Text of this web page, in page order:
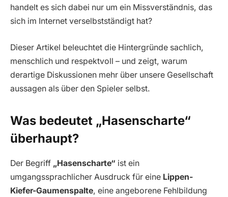
handelt es sich dabei nur um ein Missverständnis, das
sich im Internet verselbstständigt hat?
Dieser Artikel beleuchtet die Hintergründe sachlich,
menschlich und respektvoll – und zeigt, warum
derartige Diskussionen mehr über unsere Gesellschaft
aussagen als über den Spieler selbst.
Was bedeutet „Hasenscharte“
überhaupt?
Der Begriff „Hasenscharte“ ist ein
umgangssprachlicher Ausdruck für eine Lippen-
Kiefer-Gaumenspalte, eine angeborene Fehlbildung